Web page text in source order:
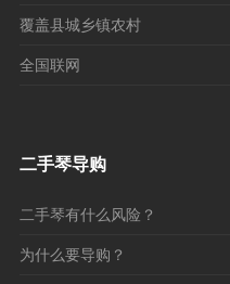
覆盖县城乡镇农村
全国联网
二手琴导购
二手琴有什么风险？
为什么要导购？